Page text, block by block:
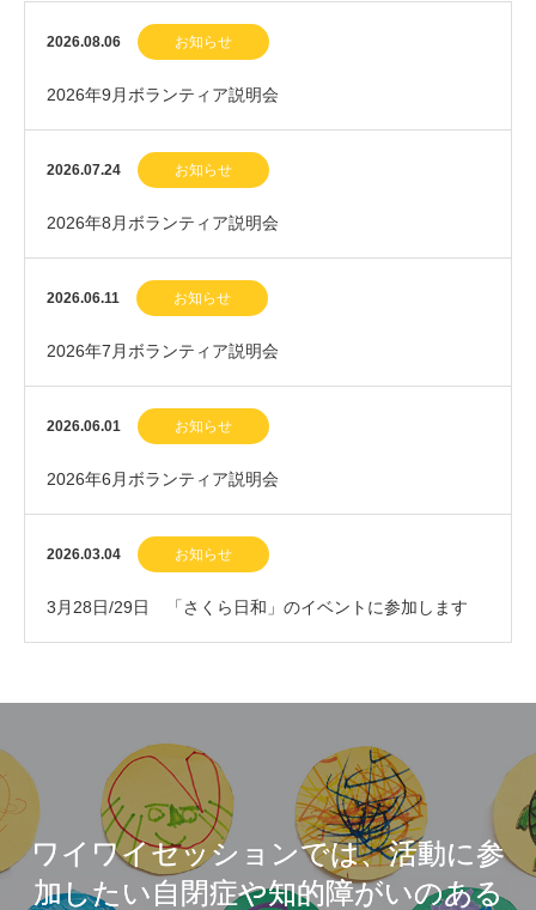
2026.08.06 お知らせ
2026年9月ボランティア説明会
2026.07.24 お知らせ
2026年8月ボランティア説明会
2026.06.11 お知らせ
2026年7月ボランティア説明会
2026.06.01 お知らせ
2026年6月ボランティア説明会
2026.03.04 お知らせ
3月28日/29日 「さくら日和」のイベントに参加します
ワイワイセッションでは、活動に参
加したい自閉症や知的障がいのある